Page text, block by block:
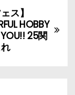
ス】
HOBBY
YOU!! 25関